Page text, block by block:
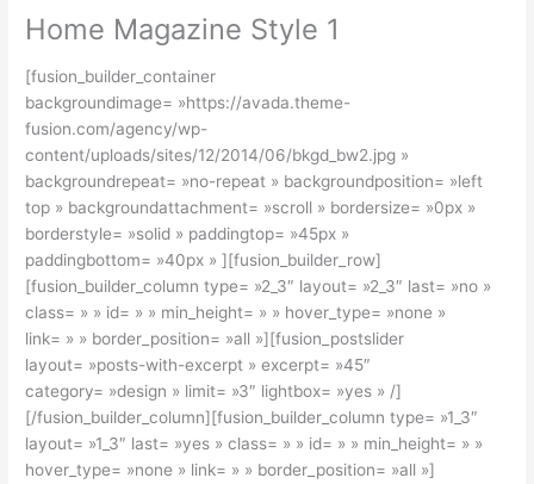
Home Magazine Style 1
[fusion_builder_container
backgroundimage= »https://avada.theme-
fusion.com/agency/wp-
content/uploads/sites/12/2014/06/bkgd_bw2.jpg »
backgroundrepeat= »no-repeat » backgroundposition= »left
top » backgroundattachment= »scroll » bordersize= »0px »
borderstyle= »solid » paddingtop= »45px »
paddingbottom= »40px » ][fusion_builder_row]
[fusion_builder_column type= »2_3″ layout= »2_3″ last= »no »
class= » » id= » » min_height= » » hover_type= »none »
link= » » border_position= »all »][fusion_postslider
layout= »posts-with-excerpt » excerpt= »45″
category= »design » limit= »3″ lightbox= »yes » /]
[/fusion_builder_column][fusion_builder_column type= »1_3″
layout= »1_3″ last= »yes » class= » » id= » » min_height= » »
hover_type= »none » link= » » border_position= »all »]